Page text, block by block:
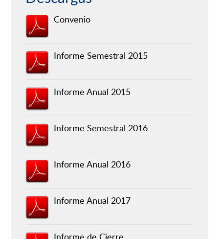
Convenio
Informe Semestral 2015
Informe Anual 2015
Informe Semestral 2016
Informe Anual 2016
Informe Anual 2017